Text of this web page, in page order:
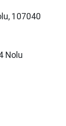
107040
Nolu